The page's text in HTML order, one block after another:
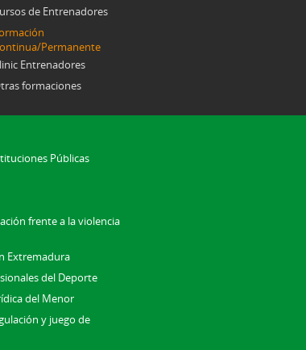
de Entrenadores
Permanente
Entrenadores
formaciones
Públicas
frente a la violencia
Extremadura
del Deporte
del Menor
y juego de